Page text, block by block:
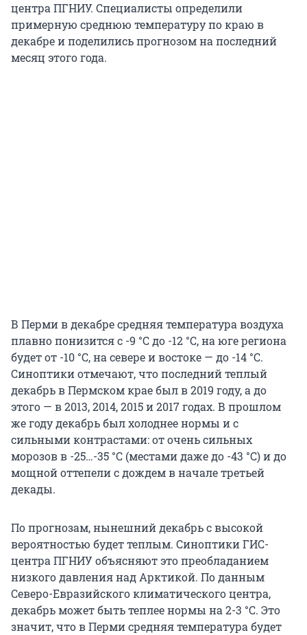
центра ПГНИУ. Специалисты определили
примерную среднюю температуру по краю в
декабре и поделились прогнозом на последний
месяц этого года.
В Перми в декабре средняя температура воздуха
плавно понизится с -9 °С до -12 °С, на юге региона
будет от -10 °С, на севере и востоке — до -14 °С.
Синоптики отмечают, что последний теплый
декабрь в Пермском крае был в 2019 году, а до
этого — в 2013, 2014, 2015 и 2017 годах. В прошлом
же году декабрь был холоднее нормы и с
сильными контрастами: от очень сильных
морозов в -25…-35 °С (местами даже до -43 °С) и до
мощной оттепели с дождем в начале третьей
декады.
По прогнозам, нынешний декабрь с высокой
вероятностью будет теплым. Синоптики ГИС-
центра ПГНИУ объясняют это преобладанием
низкого давления над Арктикой. По данным
Северо-Евразийского климатического центра,
декабрь может быть теплее нормы на 2-3 °С. Это
значит, что в Перми средняя температура будет